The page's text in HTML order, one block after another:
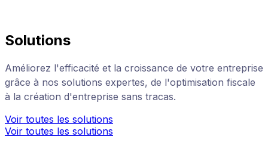
Solutions
Améliorez l'efficacité et la croissance de votre entreprise
grâce à nos solutions expertes, de l'optimisation fiscale
à la création d'entreprise sans tracas.
Voir toutes les solutions
Voir toutes les solutions